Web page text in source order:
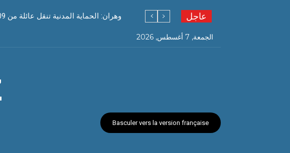
عاجل وهران: الحماية المدنية تنقل عائلة من 09 أشخاص اختنقت بسبب تسرب الغاز من سخان مائي
الجمعة, 7 أغسطس, 2026
Basculer vers la version française